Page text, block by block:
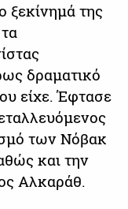
ξεκίνημά της
δραματικό
είχε. Έφτασε
των Νόβακ
και την
Αλκαράθ.